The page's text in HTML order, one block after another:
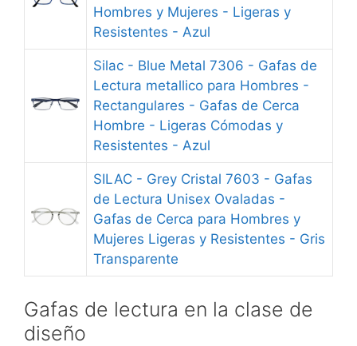
Hombres y Mujeres - Ligeras y
Resistentes - Azul
Silac - Blue Metal 7306 - Gafas de
Lectura metallico para Hombres -
Rectangulares - Gafas de Cerca
Hombre - Ligeras Cómodas y
Resistentes - Azul
SILAC - Grey Cristal 7603 - Gafas
de Lectura Unisex Ovaladas -
Gafas de Cerca para Hombres y
Mujeres Ligeras y Resistentes - Gris
Transparente
Gafas de lectura en la clase de
diseño